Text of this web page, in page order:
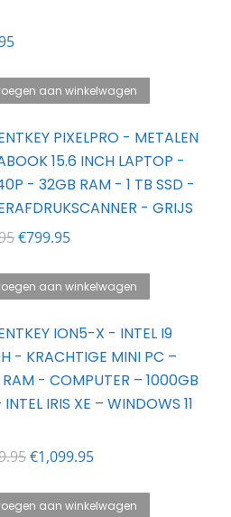
aan winkelwagen
PIXELPRO - METALEN
15.6 INCH LAPTOP -
- 32GB RAM - 1 TB SSD -
- GRIJS
Oorspronkelijke
was:
€799.95Huidige
is:
aan winkelwagen
ION5-X - INTEL I9
- KRACHTIGE MINI PC –
- COMPUTER – 1000GB
IRIS XE – WINDOWS 11
Oorspronkelijke
was:
€1,099.95Huidige
is:
aan winkelwagen